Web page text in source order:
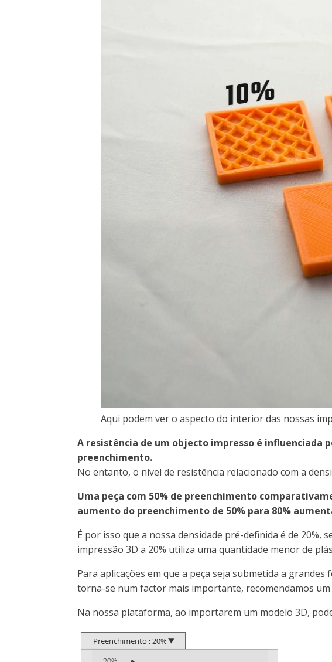
Aqui podem ver o aspecto do interior das nossas
A resistência de um objecto impresso é influenciada
preenchimento.
No entanto, o nível de resistência relacionado com a
Uma peça com 50% de preenchimento
aumento do preenchimento de 50% para 80%
É por isso que a nossa densidade pré-definida é de
impressão 3D a 20% utiliza uma quantidade menor de
Para aplicações em que a peça seja submetida a
torna-se num factor mais importante, recomendamos um
Na nossa plataforma, ao importarem um modelo 3D,